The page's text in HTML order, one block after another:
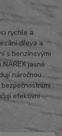
rychle a
dřeva a
s benzínovými
jasné
náročnou
efektivní